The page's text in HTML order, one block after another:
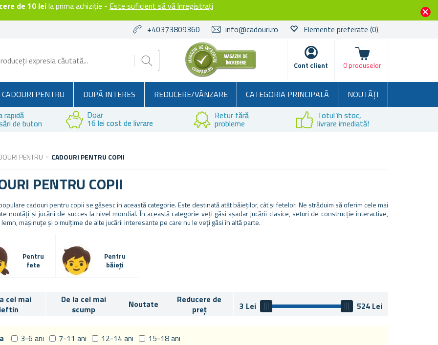
de 10 leila prima achiziție - Este suficient să vă înregistrați
+40373809360
info@cadouri.ro Elemente preferate (0)
Cont client
Coșul
0 produselor
CADOURI PENTRU DUPĂ INTERES REDUCERE/VÂNZARE CATEGORIA PRINCIPALĂ
NOUTĂȚI
rapidă
de buton
Doar
16 lei cost de livrare
Retur fără
probleme
Totul în stoc,
livrare imediată!
PENTRU CADOURI PENTRU COPII
PENTRU COPII
cadouri pentru copii se găsesc în această categorie. Este destinată atât băieților, cât și fetelor. Ne străduim să oferim cele mai
noutăți și jucării de succes la nivel mondial. În această categorie veți găsi așadar jucării clasice, seturi de construcție interactive,
mașinuțe și o mulțime de alte jucării interesante pe care nu le veți găsi în altă parte.
Pentru
fete
Pentru
băieți
cel mai
ieftin
De la cel mai
scump
Noutate
Reducere de
preț
3 Lei 524 Lei
3-6 ani 7-11 ani 12-14 ani 15-18 ani